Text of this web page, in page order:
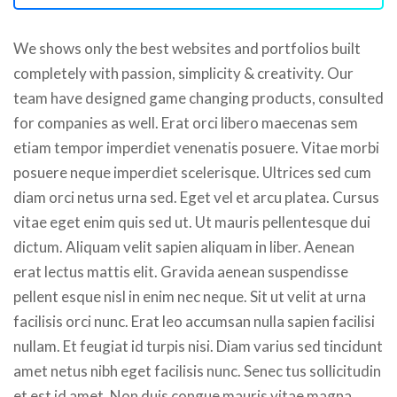
We shows only the best websites and portfolios built
completely with passion, simplicity & creativity. Our
team have designed game changing products, consulted
for companies as well. Erat orci libero maecenas sem
etiam tempor imperdiet venenatis posuere. Vitae morbi
posuere neque imperdiet scelerisque. Ultrices sed cum
diam orci netus urna sed. Eget vel et arcu platea. Cursus
vitae eget enim quis sed ut. Ut mauris pellentesque dui
dictum. Aliquam velit sapien aliquam in liber. Aenean
erat lectus mattis elit. Gravida aenean suspendisse
pellent esque nisl in enim nec neque. Sit ut velit at urna
facilisis orci nunc. Erat leo accumsan nulla sapien facilisi
nullam. Et feugiat id turpis nisi. Diam varius sed tincidunt
amet netus nibh eget facilisis nunc. Senec tus sollicitudin